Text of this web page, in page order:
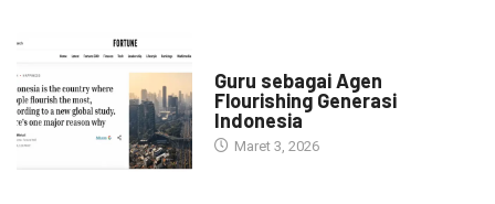
Guru sebagai Agen
Flourishing Generasi
Indonesia
Maret 3, 2026